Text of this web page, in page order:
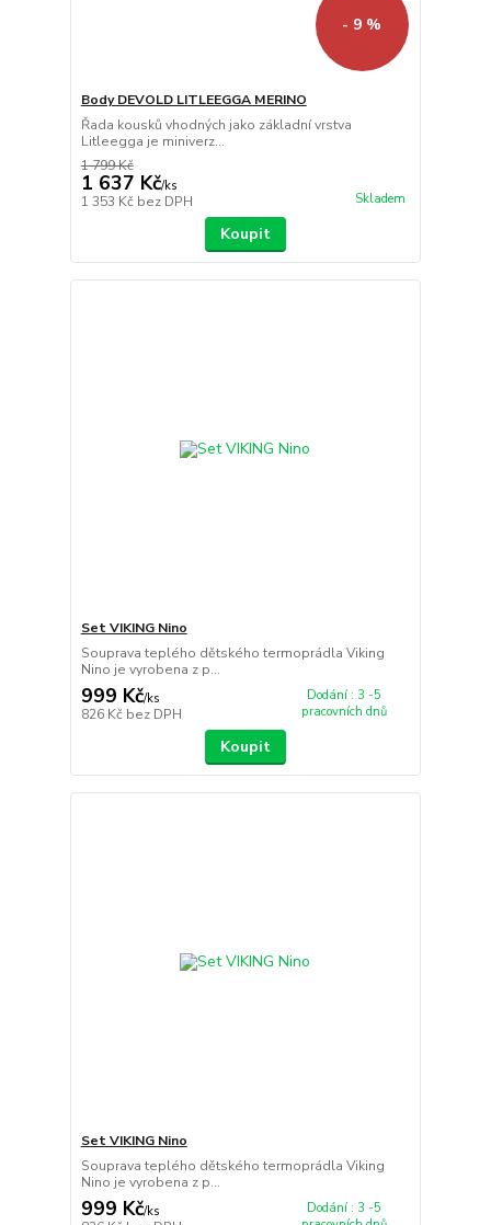
- 9 %
Body DEVOLD LITLEEGGA MERINO
Řada kousků vhodných jako základní vrstva
Litleegga je miniverz...
1 799 Kč
1 637 Kč/ks
1 353 Kč bez DPH Skladem
Koupit
Set VIKING Nino
Souprava teplého dětského termoprádla Viking
Nino je vyrobena z p...
999 Kč/ks
826 Kč bez DPH
Dodání : 3 -5
pracovních dnů
Koupit
Set VIKING Nino
Souprava teplého dětského termoprádla Viking
Nino je vyrobena z p...
999 Kč/ks
Dodání : 3 -5